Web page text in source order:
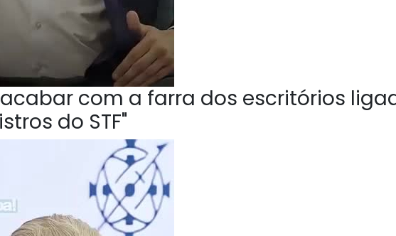
com a farra dos escritórios
do STF"